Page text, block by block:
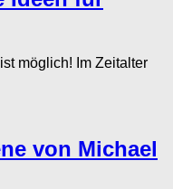
möglich! Im Zeitalter
von Michael